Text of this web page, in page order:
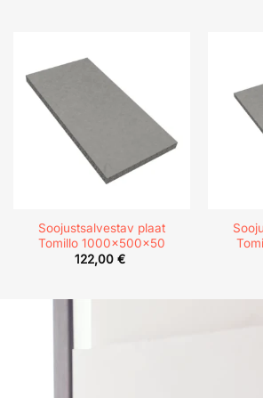
Soojustsalvestav plaat
Tomillo 1000x500x50
122,00 €